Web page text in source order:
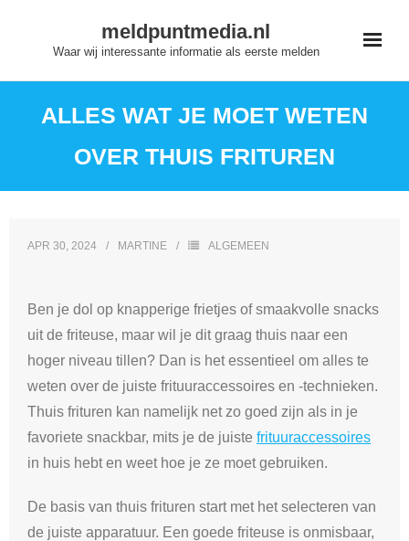
meldpuntmedia.nl
Waar wij interessante informatie als eerste melden
ALLES WAT JE MOET WETEN
OVER THUIS FRITUREN
APR 30, 2024 MARTINE ALGEMEEN
Ben je dol op knapperige frietjes of smaakvolle snacks
uit de friteuse, maar wil je dit graag thuis naar een
hoger niveau tillen? Dan is het essentieel om alles te
weten over de juiste frituuraccessoires en -technieken.
Thuis frituren kan namelijk net zo goed zijn als in je
favoriete snackbar, mits je de juiste frituuraccessoires
in huis hebt en weet hoe je ze moet gebruiken.
De basis van thuis frituren start met het selecteren van
de juiste apparatuur. Een goede friteuse is onmisbaar,